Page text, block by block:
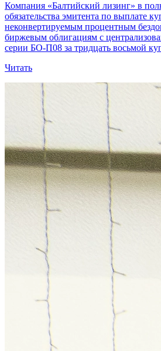
Компания «Балтийский лизинг» в
обязательства эмитента по выплате
неконвертируемым процентным
биржевым облигациям с
серии БО-П08 за тридцать восьмой
Читать